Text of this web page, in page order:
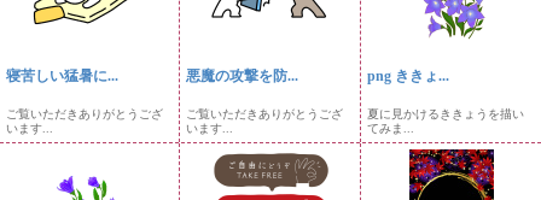
寝苦しい猛暑に...
ご覧いただきありがとうござ
います...
悪魔の攻撃を防...
ご覧いただきありがとうござ
います...
png ききょ...
夏に見かけるききょうを描い
てみま...